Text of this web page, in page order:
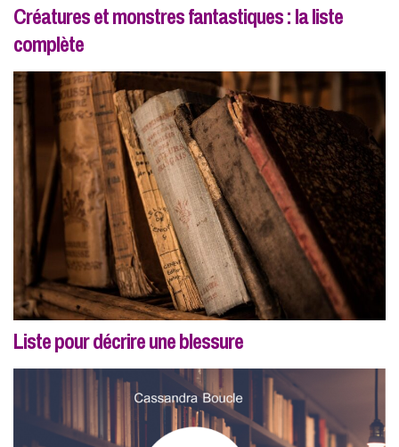
Créatures et monstres fantastiques : la liste
complète
Liste pour décrire une blessure